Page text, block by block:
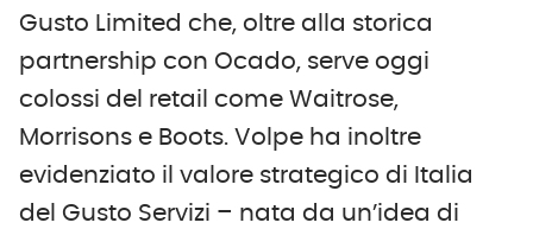
Gusto Limited che, oltre alla storica
partnership con Ocado, serve oggi
colossi del retail come Waitrose,
Morrisons e Boots. Volpe ha inoltre
evidenziato il valore strategico di Italia
del Gusto Servizi – nata da un’idea di